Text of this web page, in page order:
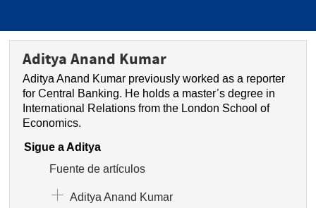
Aditya Anand Kumar
Aditya Anand Kumar previously worked as a reporter
for Central Banking. He holds a master’s degree in
International Relations from the London School of
Economics.
Sigue a Aditya
Fuente de artículos
Aditya Anand Kumar